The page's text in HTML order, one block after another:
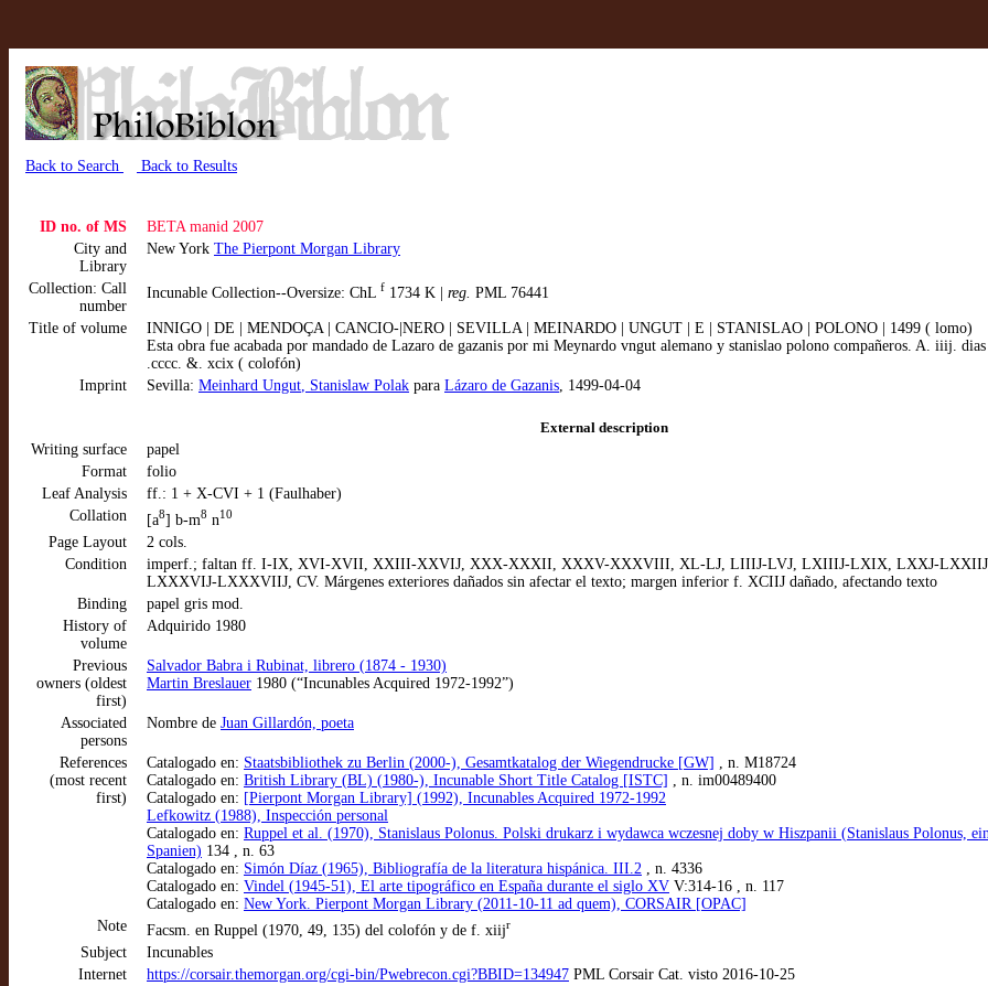
Back to Search Back to Results
ID no. of MS
BETA manid 2007
City and
Library
New York The Pierpont Morgan Library
Collection: Call
number
Incunable Collection--Oversize: ChL f 1734 K | reg. PML 76441
Title of volume
INNIGO | DE | MENDOÇA | CANCIO-|NERO | SEVILLA | MEINARDO | UNGUT | E | STANISLAO | POLONO | 1499 ( lomo)
Esta obra fue acabada por mandado de Lazaro de gazanis por mi Meynardo vngut alemano y stanislao polono compañeros. A. iiij.
.cccc. &. xcix ( colofón)
Imprint
Sevilla: Meinhard Ungut, Stanislaw Polak para Lázaro de Gazanis, 1499-04-04
External description
Writing surface
papel
Format
folio
Leaf Analysis
ff.: 1 + X-CVI + 1 (Faulhaber)
Collation
[a8] b-m8 n10
Page Layout
2 cols.
Condition
imperf.; faltan ff. I-IX, XVI-XVII, XXIII-XXVIJ, XXX-XXXII, XXXV-XXXVIII, XL-LJ, LIIIJ-LVJ, LXIIIJ-LXIX, LXXJ-
LXXXVIJ-LXXXVIIJ, CV. Márgenes exteriores dañados sin afectar el texto; margen inferior f. XCIIJ dañado, afectando texto
Binding
papel gris mod.
History of
volume
Adquirido 1980
Previous
owners (oldest
first)
Salvador Babra i Rubinat, librero (1874 - 1930)
Martin Breslauer 1980 (“Incunables Acquired 1972-1992”)
Associated
persons
Nombre de Juan Gillardón, poeta
References
(most recent
first)
Catalogado en: Staatsbibliothek zu Berlin (2000-), Gesamtkatalog der Wiegendrucke [GW] , n. M18724
Catalogado en: British Library (BL) (1980-), Incunable Short Title Catalog [ISTC] , n. im00489400
Catalogado en: [Pierpont Morgan Library] (1992), Incunables Acquired 1972-1992
Lefkowitz (1988), Inspección personal
Catalogado en: Ruppel et al. (1970), Stanislaus Polonus. Polski drukarz i wydawca wczesnej doby w Hiszpanii (Stanislaus Polonus,
Spanien) 134 , n. 63
Catalogado en: Simón Díaz (1965), Bibliografía de la literatura hispánica. III.2 , n. 4336
Catalogado en: Vindel (1945-51), El arte tipográfico en España durante el siglo XV V:314-16 , n. 117
Catalogado en: New York. Pierpont Morgan Library (2011-10-11 ad quem), CORSAIR [OPAC]
Note
Facsm. en Ruppel (1970, 49, 135) del colofón y de f. xiijr
Subject
Incunables
Internet
https://corsair.themorgan.org/cgi-bin/Pwebrecon.cgi?BBID=134947 PML Corsair Cat. visto 2016-10-25